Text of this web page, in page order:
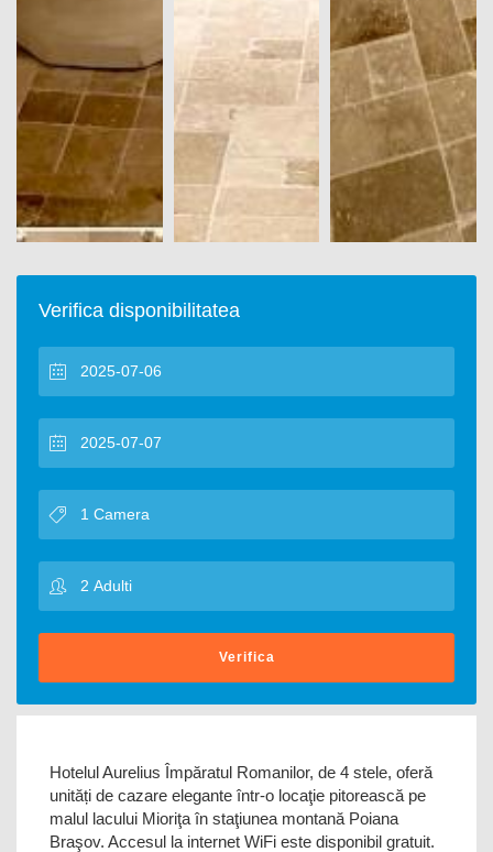
Verifica disponibilitatea
Verifica
Hotelul Aurelius Împăratul Romanilor, de 4 stele, oferă
unități de cazare elegante într-o locaţie pitorească pe
malul lacului Mioriţa în staţiunea montană Poiana
Braşov. Accesul la internet WiFi este disponibil gratuit.